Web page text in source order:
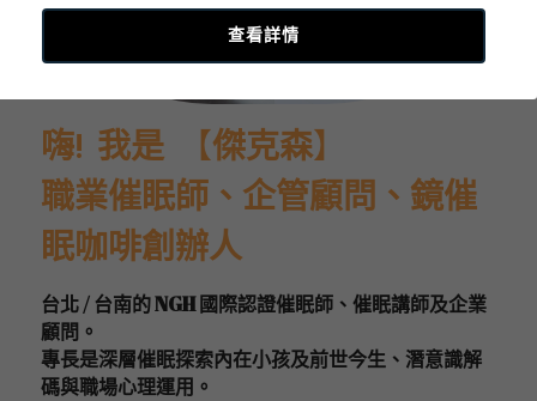
解夢與清醒夢工作坊
一個小時理解催眠
LINE社群
嗨!  我是 【傑克森】
職業催眠師、企管顧問、鏡催
眠咖啡創辦人
台北 / 台南的 NGH 國際認證催眠師、催眠講師及企業
顧問。
專長是深層催眠探索內在小孩及前世今生、潛意識解
碼與職場心理運用。
查看詳情